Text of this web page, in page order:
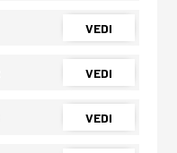
VEDI
VEDI
VEDI